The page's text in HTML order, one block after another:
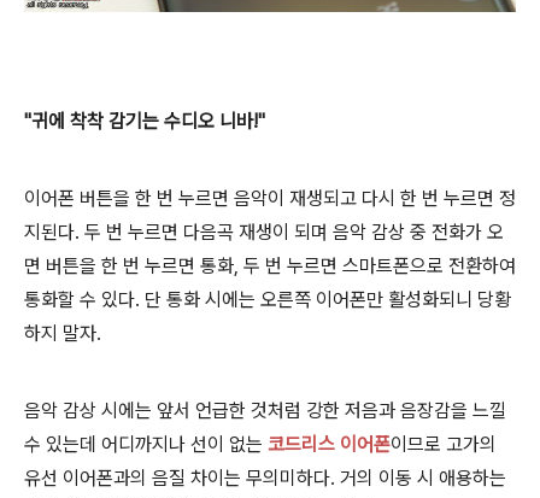
"귀에 착착 감기는 수디오 니바!"
이어폰 버튼을 한 번 누르면 음악이 재생되고 다시 한 번 누르면 정
지된다. 두 번 누르면 다음곡 재생이 되며 음악 감상 중 전화가 오
면 버튼을 한 번 누르면 통화, 두 번 누르면 스마트폰으로 전환하여
통화할 수 있다. 단 통화 시에는 오른쪽 이어폰만 활성화되니 당황
하지 말자.
음악 감상 시에는 앞서 언급한 것처럼 강한 저음과 음장감을 느낄
수 있는데 어디까지나 선이 없는 코드리스 이어폰이므로 고가의
유선 이어폰과의 음질 차이는 무의미하다. 거의 이동 시 애용하는